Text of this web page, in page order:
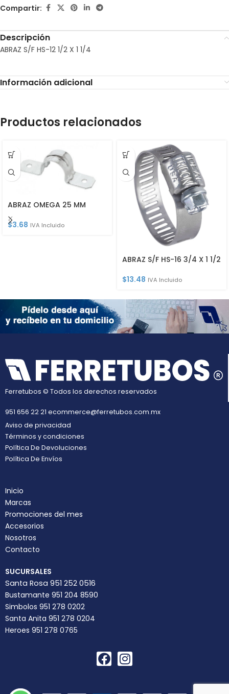
Compartir:
Descripción
ABRAZ S/F HS-12 1/2 X 1 1/4
Información adicional
Productos relacionados
ABRAZ OMEGA 25 MM
$3.68 IVA Incluido
ABRAZ S/F HS-16 3/4 X 1 1/2
$13.48 IVA Incluido
Ferretubos © Todos los derechos reservados
951 656 22 21 ecommerce@ferretubos.com.mx
Aviso de privacidad
Términos y condiciones
Política De Devoluciones
Política De Envíos
Inicio
Marcas
Promociones del mes
Accesorios
Nosotros
Contacto
SUCURSALES
Santa Rosa 951 252 0516
Bustamante 951 204 8590
Simbolos 951 278 0202
Santa Anita 951 278 0204
Heroes 951 278 0765